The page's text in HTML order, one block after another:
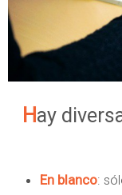
Hay diversas formas de endosar un
En blanco: